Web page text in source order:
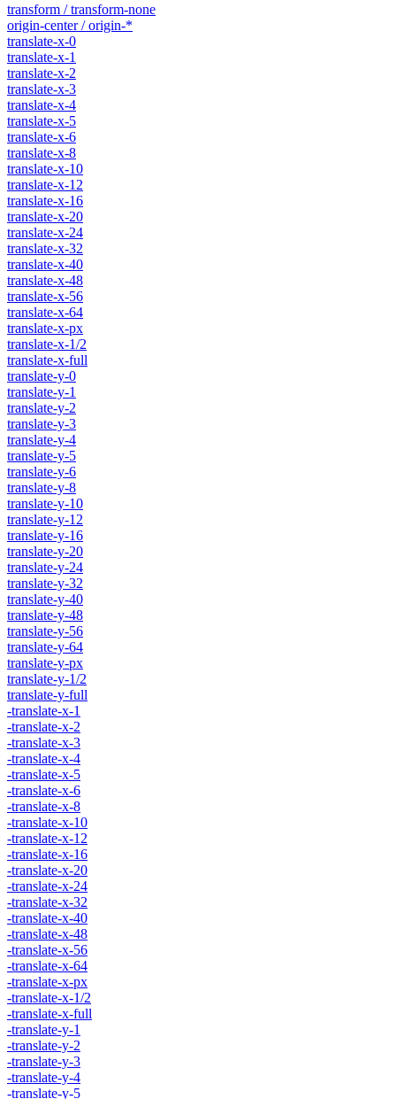
transform / transform-none
origin-center / origin-*
translate-x-0
translate-x-1
translate-x-2
translate-x-3
translate-x-4
translate-x-5
translate-x-6
translate-x-8
translate-x-10
translate-x-12
translate-x-16
translate-x-20
translate-x-24
translate-x-32
translate-x-40
translate-x-48
translate-x-56
translate-x-64
translate-x-px
translate-x-1/2
translate-x-full
translate-y-0
translate-y-1
translate-y-2
translate-y-3
translate-y-4
translate-y-5
translate-y-6
translate-y-8
translate-y-10
translate-y-12
translate-y-16
translate-y-20
translate-y-24
translate-y-32
translate-y-40
translate-y-48
translate-y-56
translate-y-64
translate-y-px
translate-y-1/2
translate-y-full
-translate-x-1
-translate-x-2
-translate-x-3
-translate-x-4
-translate-x-5
-translate-x-6
-translate-x-8
-translate-x-10
-translate-x-12
-translate-x-16
-translate-x-20
-translate-x-24
-translate-x-32
-translate-x-40
-translate-x-48
-translate-x-56
-translate-x-64
-translate-x-px
-translate-x-1/2
-translate-x-full
-translate-y-1
-translate-y-2
-translate-y-3
-translate-y-4
-translate-y-5